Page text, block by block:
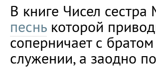
В книге Чисел
песнь которой
соперничает с
служении, а заодно